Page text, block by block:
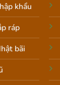
khẩu
ráp
bãi